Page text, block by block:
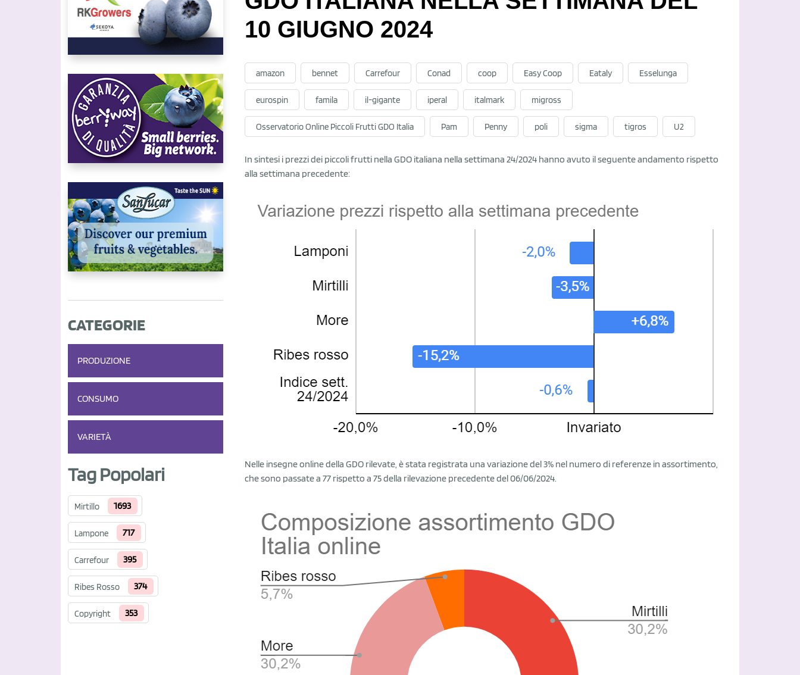
CATEGORIE
PRODUZIONE
CONSUMO
VARIETÀ
Tag Popolari
Mirtillo 1693
Lampone 717
Carrefour 395
Ribes Rosso 374
Copyright 353
10 GIUGNO 2024
amazon bennet Carrefour Conad coop Easy Coop Eataly Esselunga
eurospin famila il-gigante iperal italmark migross
Osservatorio Online Piccoli Frutti GDO Italia Pam Penny poli sigma tigros U2
In sintesi i prezzi dei piccoli frutti nella GDO italiana nella settimana 24/2024 hanno avuto il seguente andamento rispetto
alla settimana precedente:
Nelle insegne online della GDO rilevate, è stata registrata una variazione del 3% nel numero di referenze in assortimento,
che sono passate a 77 rispetto a 75 della rilevazione precedente del 06/06/2024.